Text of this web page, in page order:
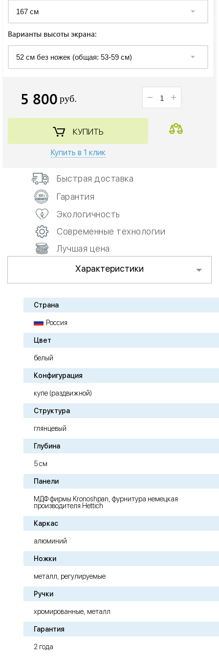
Варианты высоты экрана:
5 800 руб.
КУПИТЬ
Купить в 1 клик
Быстрая доставка
Гарантия
Экологичность
Современные технологии
Лучшая цена
Характеристики
Страна
Россия
Цвет
белый
Конфигурация
купе (раздвижной)
Структура
глянцевый
Глубина
5 см
Панели
МДФ фирмы Kronoshpan, фурнитура немецкая
производителя Hettich
Каркас
алюминий
Ножки
металл, регулируемые
Ручки
хромированные, металл
Гарантия
2 года